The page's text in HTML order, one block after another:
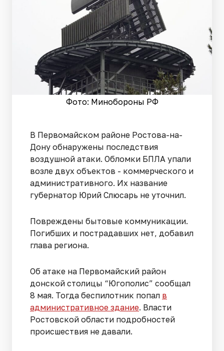
Фото: Минобороны РФ
В Первомайском районе Ростова-на-
Дону обнаружены последствия
воздушной атаки. Обломки БПЛА упали
возле двух объектов - коммерческого и
административного. Их название
губернатор Юрий Слюсарь не уточнил.
Повреждены бытовые коммуникации.
Погибших и пострадавших нет, добавил
глава региона.
Об атаке на Первомайский район
донской столицы “Югополис” сообщал
8 мая. Тогда беспилотник попал в
административное здание. Власти
Ростовской области подробностей
происшествия не давали.